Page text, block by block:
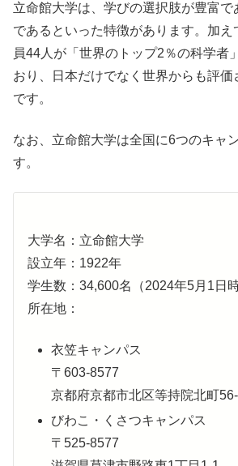
立命館大学は、学びの選択肢が豊富
であるといった特徴があります。加え
員44人が「世界のトップ2％の科学者
おり、日本だけでなく世界からも評
です。
なお、立命館大学は全国に6つのキャ
す。
大学名：立命館大学
設立年：1922年
学生数：34,600名（2024年5月1日時
所在地：
衣笠キャンパス
〒603-8577
京都府京都市北区等持院北町
びわこ・くさつキャンパス
〒525-8577